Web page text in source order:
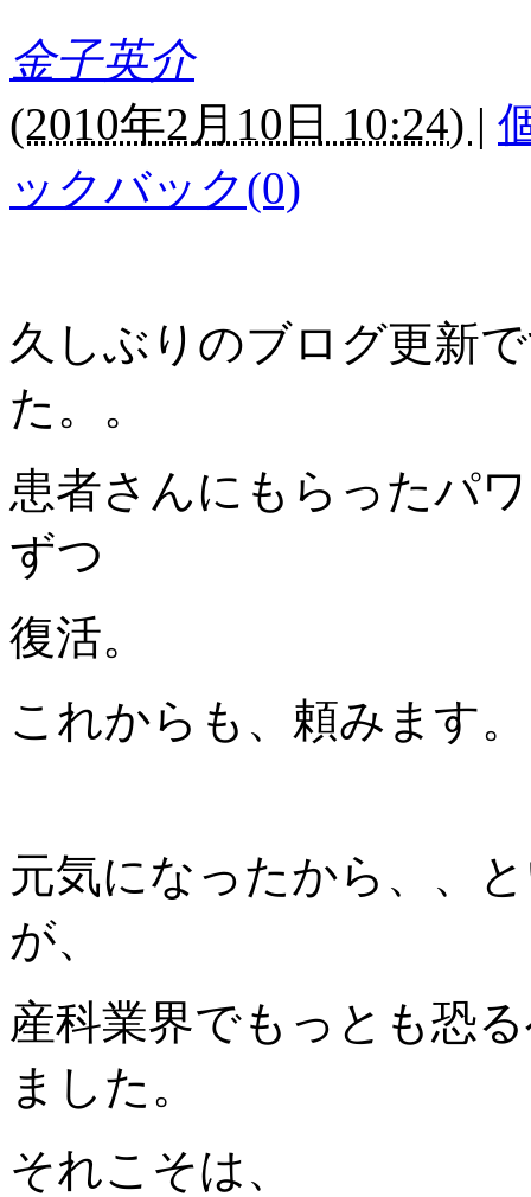
金子英介
(2010年2月10日 10:24) |
ックバック(0)
久しぶりのブログ更新
た。。
患者さんにもらったパ
ずつ
復活。
これからも、頼みます。
元気になったから、、
が、
産科業界でもっとも恐
ました。
それこそは、